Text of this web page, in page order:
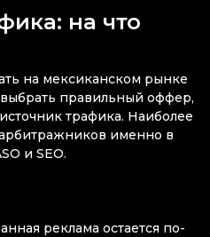
на что
на мексиканском рынке
правильный оффер,
трафика. Наиболее
именно в
и SEO.
реклама остается по-